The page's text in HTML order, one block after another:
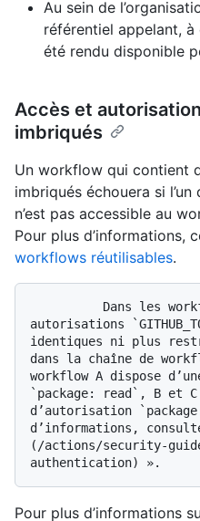
Au sein de
référentiel appelant,
été rendu disponible
Accès et
imbriqués
Un workflow qui contient
imbriqués échouera si
n’est pas accessible au
Pour plus d’informations,
workflows réutilisables.
autorisations
identiques ni plus
dans la chaîne de
workflow A dispose
`package: read`, B et
d’autorisation
d’informations,
(/actions/security-
Pour plus d’informations